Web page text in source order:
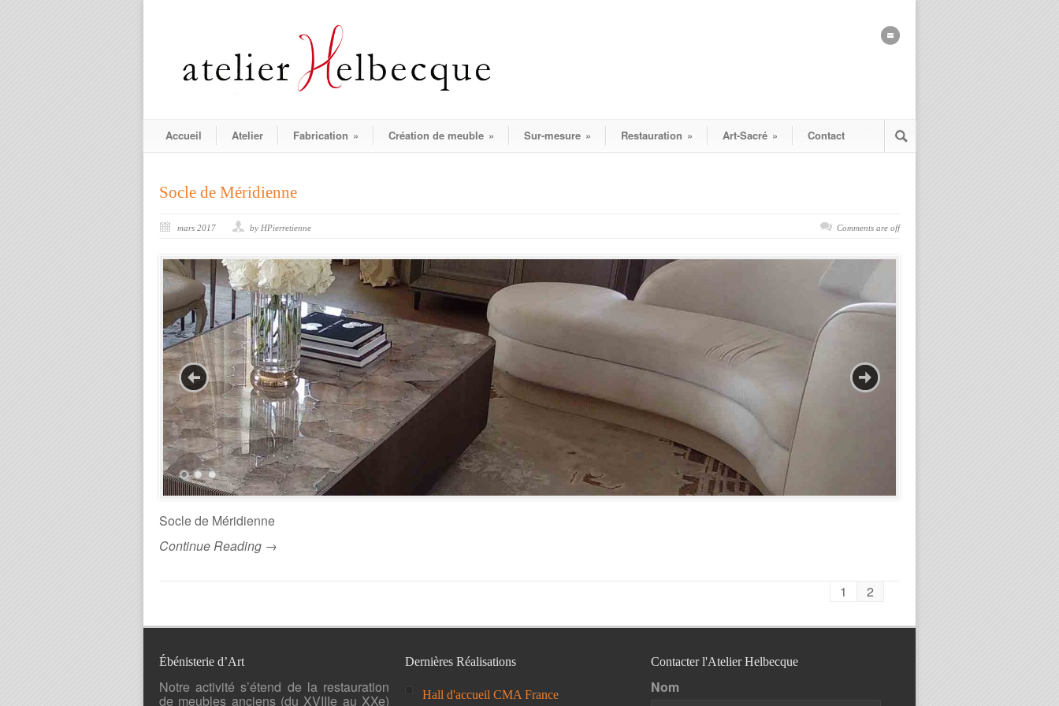
Accueil Atelier Fabrication » Création de meuble » Sur-mesure » Restauration » Art-Sacré » Contact
Socle de Méridienne
mars 2017 by HPierretienne Comments are off
Socle de Méridienne
Continue Reading →
1 2
Ébénisterie d’Art
Notre activité s’étend de la restauration
de meubles anciens (du XVIIIe au XXe)
Dernières Réalisations
Hall d'accueil CMA France
Contacter l'Atelier Helbecque
Nom